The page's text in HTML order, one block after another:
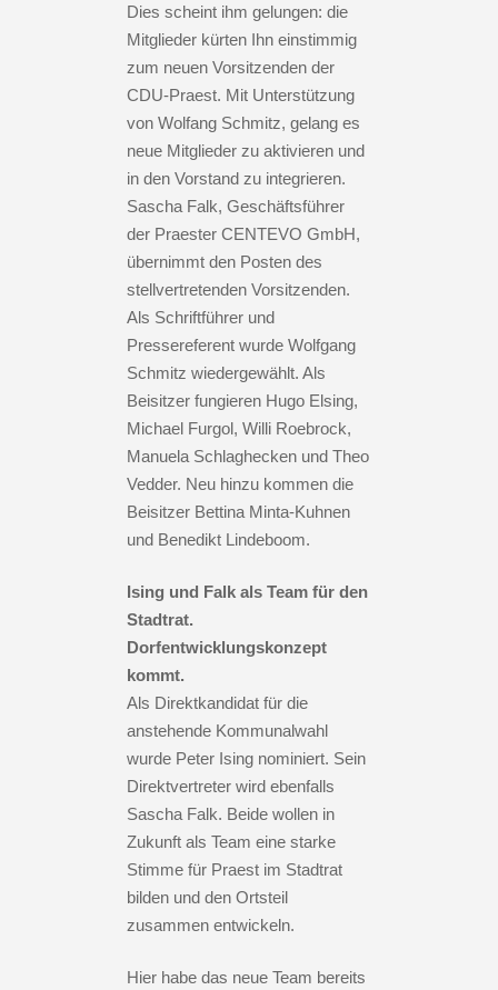
Dies scheint ihm gelungen: die
Mitglieder kürten Ihn einstimmig
zum neuen Vorsitzenden der
CDU-Praest. Mit Unterstützung
von Wolfang Schmitz, gelang es
neue Mitglieder zu aktivieren und
in den Vorstand zu integrieren.
Sascha Falk, Geschäftsführer
der Praester CENTEVO GmbH,
übernimmt den Posten des
stellvertretenden Vorsitzenden.
Als Schriftführer und
Pressereferent wurde Wolfgang
Schmitz wiedergewählt. Als
Beisitzer fungieren Hugo Elsing,
Michael Furgol, Willi Roebrock,
Manuela Schlaghecken und Theo
Vedder. Neu hinzu kommen die
Beisitzer Bettina Minta-Kuhnen
und Benedikt Lindeboom.
Ising und Falk als Team für den
Stadtrat.
Dorfentwicklungskonzept
kommt.
Als Direktkandidat für die
anstehende Kommunalwahl
wurde Peter Ising nominiert. Sein
Direktvertreter wird ebenfalls
Sascha Falk. Beide wollen in
Zukunft als Team eine starke
Stimme für Praest im Stadtrat
bilden und den Ortsteil
zusammen entwickeln.
Hier habe das neue Team bereits